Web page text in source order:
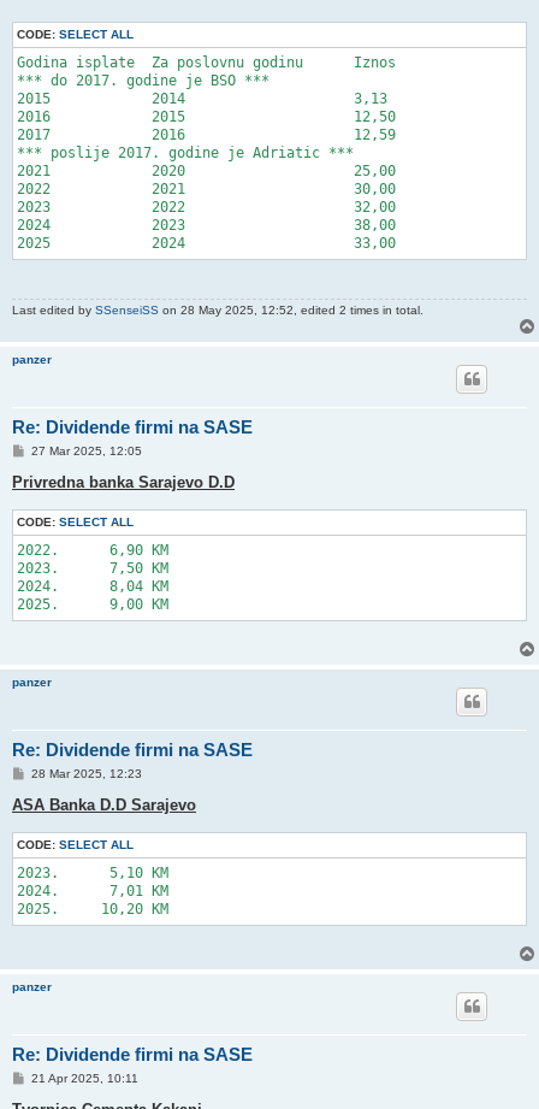
CODE: SELECT ALL
Godina isplate	Za poslovnu godinu	Iznos
*** do 2017. godine je BSO ***
2015		2014			3,13
2016		2015			12,50
2017		2016			12,59
*** poslije 2017. godine je Adriatic ***
2021		2020			25,00
2022		2021			30,00
2023		2022			32,00
2024		2023			38,00
Last edited by SSenseiSS on 28 May 2025, 12:52, edited 2 times in total.
panzer
Re: Dividende firmi na SASE
P
s
t
27 Mar 2025, 12:05
Privredna banka Sarajevo D.D
CODE: SELECT ALL
2022.      6,90 KM
2023.      7,50 KM
2024.      8,04 KM
panzer
Re: Dividende firmi na SASE
P
s
t
28 Mar 2025, 12:23
ASA Banka D.D Sarajevo
CODE: SELECT ALL
2023.      5,10 KM
2024.      7,01 KM
panzer
Re: Dividende firmi na SASE
P
s
21 Apr 2025, 10:11